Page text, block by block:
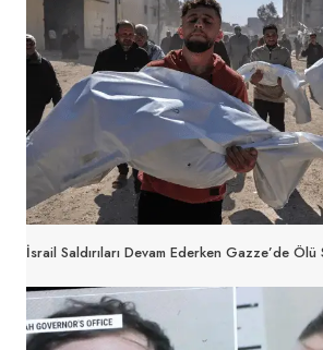
İsrail Saldırıları Devam Ederken Gazze’de Ölü